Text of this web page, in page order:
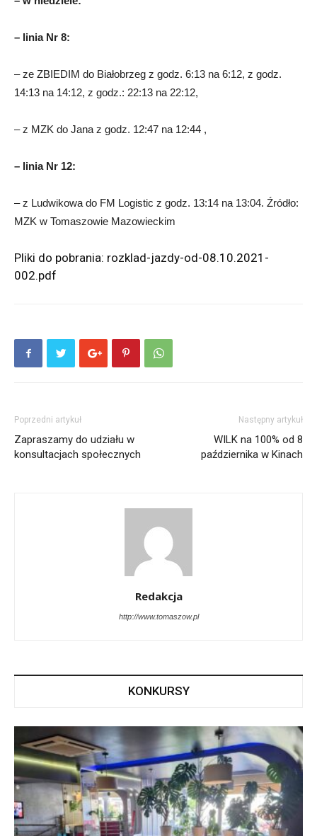
– linia Nr 8:
– ze ZBIEDIM do Białobrzeg z godz. 6:13 na 6:12, z godz.
14:13 na 14:12, z godz.: 22:13 na 22:12,
– z MZK do Jana z godz. 12:47 na 12:44 ,
– linia Nr 12:
– z Ludwikowa do FM Logistic z godz. 13:14 na 13:04. Źródło:
MZK w Tomaszowie Mazowieckim
Pliki do pobrania: rozklad-jazdy-od-08.10.2021-
002.pdf
Poprzedni artykuł
Zapraszamy do udziału w
konsultacjach społecznych
Następny artykuł
WILK na 100% od 8
października w Kinach
Redakcja
http://www.tomaszow.pl
KONKURSY